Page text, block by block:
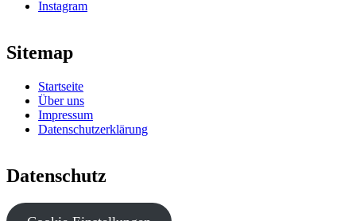
Instagram
Sitemap
Startseite
Über uns
Impressum
Datenschutzerklärung
Datenschutz